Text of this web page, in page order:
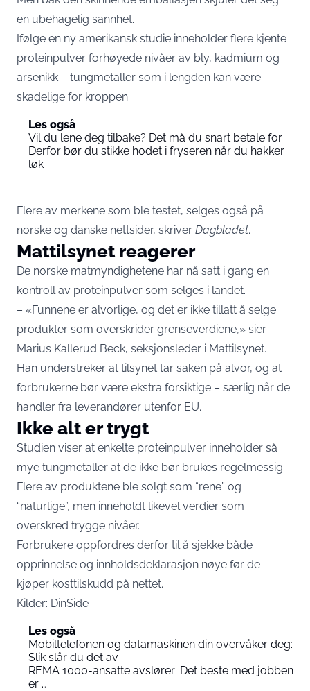
en ubehagelig sannhet.
Ifølge en ny amerikansk studie inneholder flere kjente
proteinpulver forhøyede nivåer av bly, kadmium og
arsenikk – tungmetaller som i lengden kan være
skadelige for kroppen.
Les også
Vil du lene deg tilbake? Det må du snart betale for
Derfor bør du stikke hodet i fryseren når du hakker
løk
Flere av merkene som ble testet, selges også på
norske og danske nettsider, skriver Dagbladet.
Mattilsynet reagerer
De norske matmyndighetene har nå satt i gang en
kontroll av proteinpulver som selges i landet.
– «Funnene er alvorlige, og det er ikke tillatt å selge
produkter som overskrider grenseverdiene,» sier
Marius Kallerud Beck, seksjonsleder i Mattilsynet.
Han understreker at tilsynet tar saken på alvor, og at
forbrukerne bør være ekstra forsiktige – særlig når de
handler fra leverandører utenfor EU.
Ikke alt er trygt
Studien viser at enkelte proteinpulver inneholder så
mye tungmetaller at de ikke bør brukes regelmessig.
Flere av produktene ble solgt som “rene” og
“naturlige”, men inneholdt likevel verdier som
overskred trygge nivåer.
Forbrukere oppfordres derfor til å sjekke både
opprinnelse og innholdsdeklarasjon nøye før de
kjøper kosttilskudd på nettet.
Kilder: DinSide
Les også
Mobiltelefonen og datamaskinen din overvåker deg:
Slik slår du det av
REMA 1000-ansatte avslører: Det beste med jobben
er …